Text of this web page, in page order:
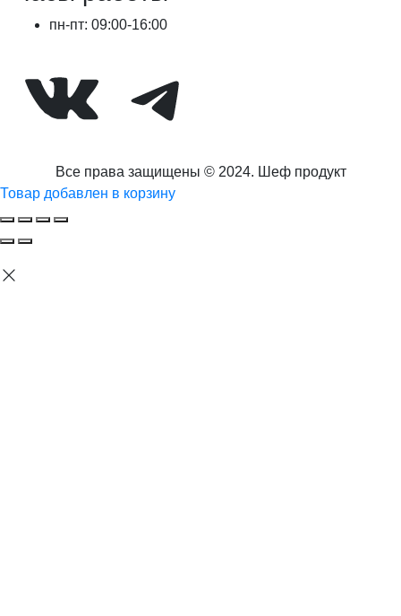
пн-пт: 09:00-16:00
ВКонтактеTelegram
Все права защищены © 2024. Шеф продукт
Товар добавлен в корзину